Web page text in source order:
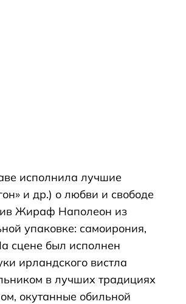
исполнила лучшие
и др.) о любви и свободе
Жираф Наполеон из
упаковке: cамоирония,
сцене был исполнен
ирландского вистла
в лучших традициях
окутанные обильной